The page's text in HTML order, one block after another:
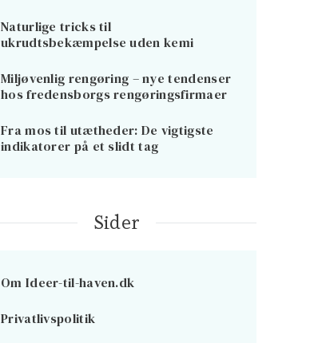
Naturlige tricks til
ukrudtsbekæmpelse uden kemi
Miljøvenlig rengøring – nye tendenser
hos fredensborgs rengøringsfirmaer
Fra mos til utætheder: De vigtigste
indikatorer på et slidt tag
Sider
Om Ideer-til-haven.dk
Privatlivspolitik